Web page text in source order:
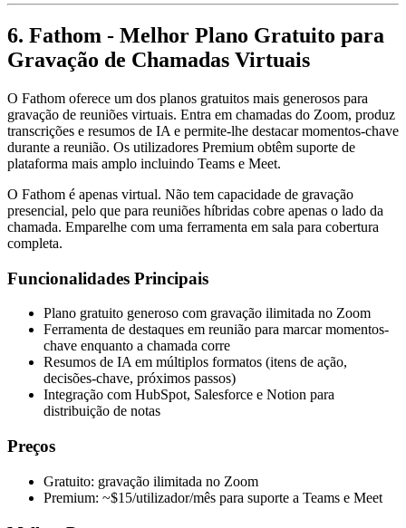
6. Fathom - Melhor Plano Gratuito para
Gravação de Chamadas Virtuais
O Fathom oferece um dos planos gratuitos mais generosos para
gravação de reuniões virtuais. Entra em chamadas do Zoom, produz
transcrições e resumos de IA e permite-lhe destacar momentos-chave
durante a reunião. Os utilizadores Premium obtêm suporte de
plataforma mais amplo incluindo Teams e Meet.
O Fathom é apenas virtual. Não tem capacidade de gravação
presencial, pelo que para reuniões híbridas cobre apenas o lado da
chamada. Emparelhe com uma ferramenta em sala para cobertura
completa.
Funcionalidades Principais
Plano gratuito generoso com gravação ilimitada no Zoom
Ferramenta de destaques em reunião para marcar momentos-
chave enquanto a chamada corre
Resumos de IA em múltiplos formatos (itens de ação,
decisões-chave, próximos passos)
Integração com HubSpot, Salesforce e Notion para
distribuição de notas
Preços
Gratuito: gravação ilimitada no Zoom
Premium: ~$15/utilizador/mês para suporte a Teams e Meet